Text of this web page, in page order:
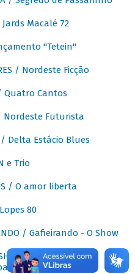
Jards Macalé 72
"Tetein"
/ Nordeste Ficção
Quatro Cantos
/ Nordeste Futurista
/ Delta Estácio Blues
e Trio
/ O amor liberta
80
/ Gafieirando - O Show
DA MANGUEIRA /